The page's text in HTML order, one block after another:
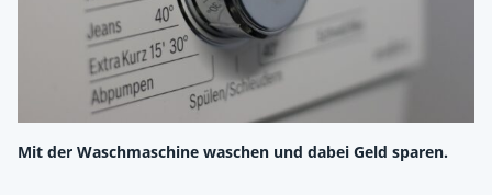
Mit der Waschmaschine waschen und dabei Geld sparen.